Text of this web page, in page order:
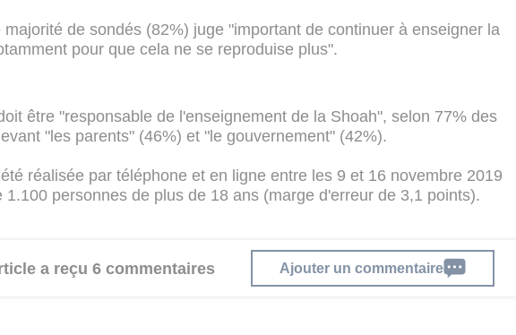
majorité de sondés (82%) juge "important de continuer à enseigner la
pour que cela ne se reproduise plus".
être "responsable de l'enseignement de la Shoah", selon 77% des
"les parents" (46%) et "le gouvernement" (42%).
réalisée par téléphone et en ligne entre les 9 et 16 novembre 2019
1.100 personnes de plus de 18 ans (marge d'erreur de 3,1 points).
a reçu 6 commentaires Ajouter un commentaire